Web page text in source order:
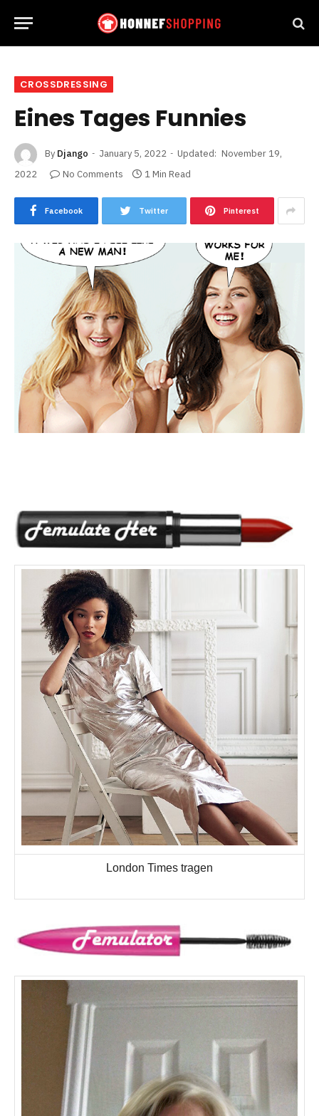
CROSSDRESSING
Eines Tages Funnies
By Django January 5, 2022 Updated: November 19,
2022
No Comments 1 Min Read
Facebook Twitter Pinterest
London Times tragen